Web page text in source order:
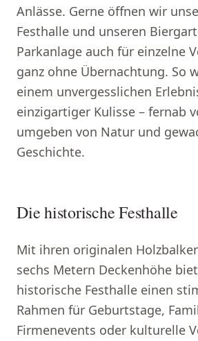
Anlässe. Gerne öffnen wir
Festhalle und unseren
Parkanlage auch für einzelne
ganz ohne Übernachtung. So
einem unvergesslichen
einzigartiger Kulisse – fernab
umgeben von Natur und
Geschichte.
Die historische Festhalle
Mit ihren originalen
sechs Metern Deckenhöhe
historische Festhalle einen
Rahmen für Geburtstage,
Firmenevents oder kulturelle